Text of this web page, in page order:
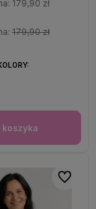
179,90 zł
179,90 zł
koszyka
Do